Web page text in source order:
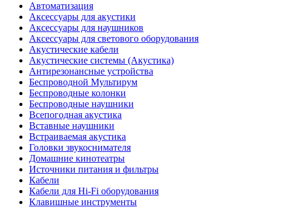
Автоматизация
Аксессуары для акустики
Аксессуары для наушников
Аксессуары для светового оборудования
Акустические кабели
Акустические системы (Акустика)
Антирезонансные устройства
Беспроводной Мультирум
Беспроводные колонки
Беспроводные наушники
Всепогодная акустика
Вставные наушники
Встраиваемая акустика
Головки звукоснимателя
Домашние кинотеатры
Источники питания и фильтры
Кабели
Кабели для Hi-Fi оборудования
Клавишные инструменты